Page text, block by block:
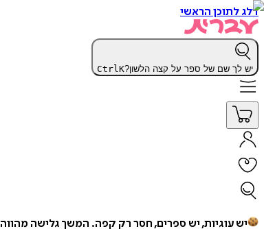
דלג לתוכן הראשי
יש לך שם של ספר על קצה הלשון? CtrlK
יש עוגיות, יש ספרים, חסר רק קפה. המשך גלישה מהווה